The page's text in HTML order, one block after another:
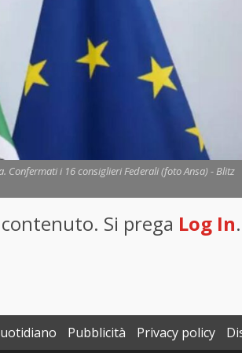
Confermati i 16 consiglieri Federali (foto Ansa) - Blitz
Si prega Log In.
Pubblicità Privacy policy